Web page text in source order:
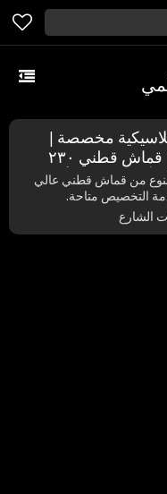
مخصصة |
طباعة هيكل عظمي | قماش قطني ٢٣٠
تيشيرتات أصلية
من قماش قطني عالي
التخصيص متاحة.